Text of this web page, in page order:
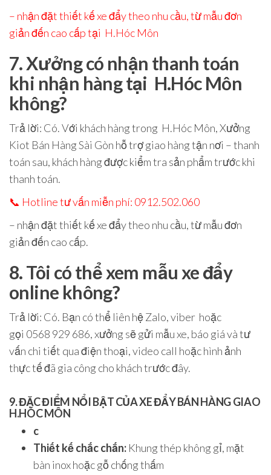
– nhận đặt thiết kế xe đẩy theo nhu cầu, từ mẫu đơn
giản đến cao cấp tại H.Hóc Môn
7. Xưởng có nhận thanh toán
khi nhận hàng tại H.Hóc Môn
không?
Trả lời: Có. Với khách hàng trong H.Hóc Môn, Xưởng
Kiot Bán Hàng Sài Gòn hỗ trợgiao hàng tận nơi – thanh
toán sau, khách hàng được kiểm tra sản phẩm trước khi
thanh toán.
📞 Hotline tư vấn miễn phí: 0912.502.060
– nhận đặt thiết kế xe đẩy theo nhu cầu, từ mẫu đơn
giản đến cao cấp.
8. Tôi có thể xem mẫu xe đẩy
online không?
Trả lời: Có. Bạn có thể liên hệ Zalo, viber hoặc
gọi 0568 929 686, xưởng sẽ gửi mẫu xe, báo giá và tư
vấn chi tiết qua điện thoại, video call hoặc hình ảnh
thực tế đã gia công cho khách trước đây.
9. ĐẶC ĐIỂM NỔI BẬT CỦA XE ĐẨY BÁN HÀNG GIAO
H.HÓC MÔN
c
Thiết kế chắc chắn: Khung thép không gỉ, mặt
bàn inox hoặc gỗ chống thấm